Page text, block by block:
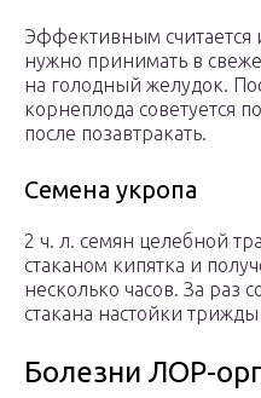
Эффективным считается
нужно принимать в
на голодный желудок.
корнеплода советуется
после позавтракать.
Семена укропа
2 ч. л. семян целебной
стаканом кипятка и
несколько часов. За раз
стакана настойки
Болезни ЛОР-